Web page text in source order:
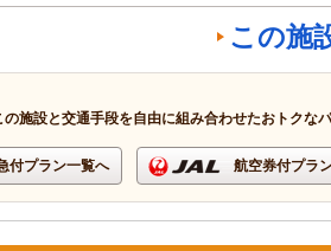
この施
の施設と交通手段を自由に組み合わせたおトクな
付プラン一覧へ 航空券付プラ